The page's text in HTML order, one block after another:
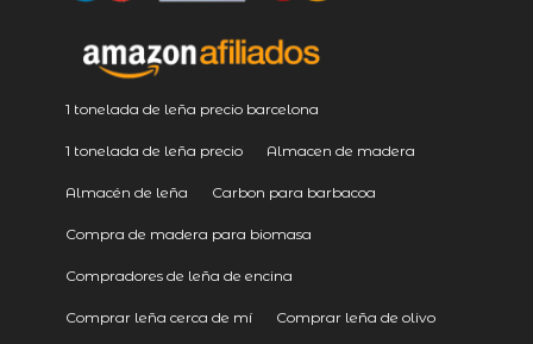
1 tonelada de leña precio barcelona
1 tonelada de leña precio Almacen de madera
Almacén de leña Carbon para barbacoa
Compra de madera para biomasa
Compradores de leña de encina
Comprar leña cerca de mí Comprar leña de olivo